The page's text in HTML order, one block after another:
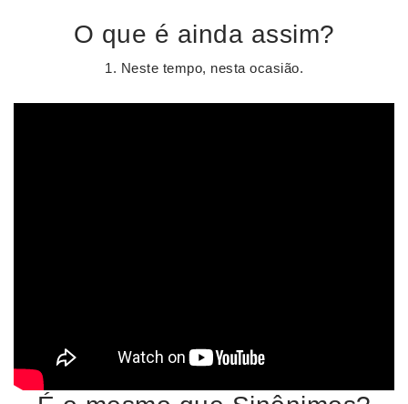
O que é ainda assim?
1. Neste tempo, nesta ocasião.